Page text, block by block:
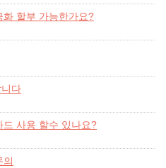
화 할부 가능한가요?
다
드 사용 할수 있나요?
의